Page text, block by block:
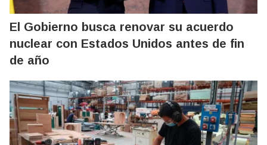
El Gobierno busca renovar su acuerdo
nuclear con Estados Unidos antes de fin
de año